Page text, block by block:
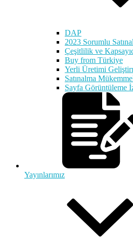
DAP
2023 Sorumlu
Çeşitlilik ve
Buy from Türkiye
Yerli Üretimi
Satınalma
Sayfa Görüntüleme
Yayınlarımız